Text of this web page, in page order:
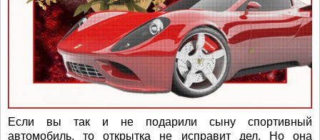
Если вы так и не подарили сыну спортивный
автомобиль, то открытка не исправит дел. Но она